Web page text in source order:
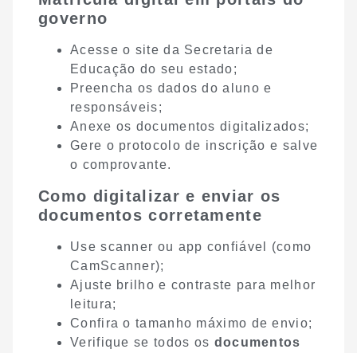
governo
Acesse o site da Secretaria de
Educação do seu estado;
Preencha os dados do aluno e
responsáveis;
Anexe os documentos digitalizados;
Gere o protocolo de inscrição e salve
o comprovante.
Como digitalizar e enviar os
documentos corretamente
Use scanner ou app confiável (como
CamScanner);
Ajuste brilho e contraste para melhor
leitura;
Confira o tamanho máximo de envio;
Verifique se todos os documentos